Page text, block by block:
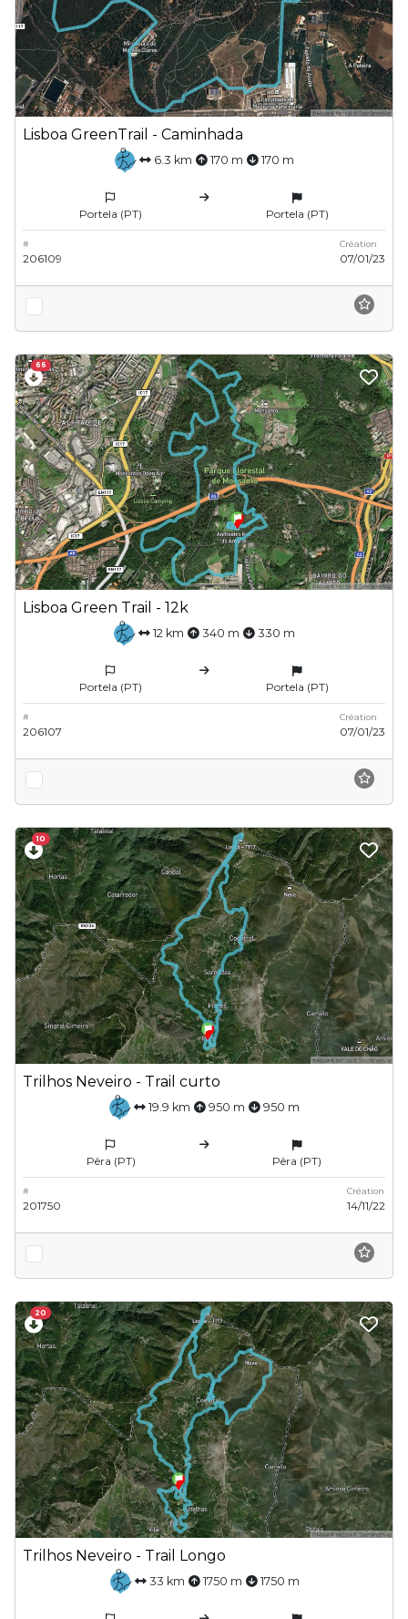
Lisboa GreenTrail - Caminhada
6.3 km 170 m 170 m
Portela (PT) Portela (PT)
#
206109
Création
07/01/23
66
Lisboa Green Trail - 12k
12 km 340 m 330 m
Portela (PT) Portela (PT)
#
206107
Création
07/01/23
10
Trilhos Neveiro - Trail curto
19.9 km 950 m 950 m
Pêra (PT) Pêra (PT)
#
201750
Création
14/11/22
20
Trilhos Neveiro - Trail Longo
33 km 1750 m 1750 m